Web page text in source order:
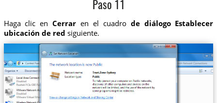
Paso 11
Haga clic enCerrar en el cuadro de diálogo Establecer
ubicación de red siguiente.